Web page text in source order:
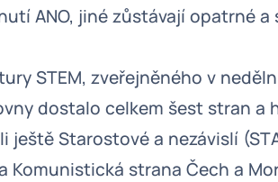
ANO, jiné zůstávají opatrné
STEM, zveřejněného v
dostalo celkem šest stran a
ještě Starostové a nezávislí
Komunistická strana Čech a